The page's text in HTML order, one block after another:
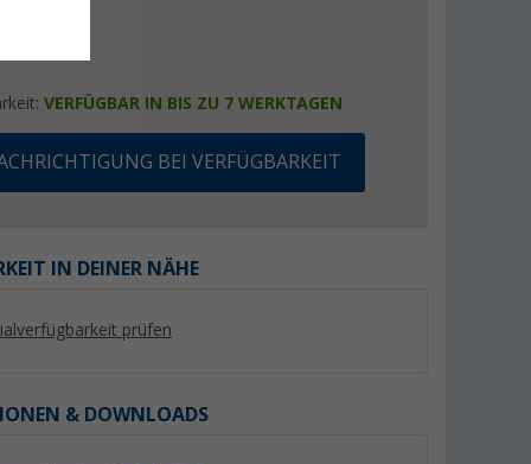
VERFÜGBAR IN BIS ZU 7 WERKTAGEN
BEI VERFÜGBARKEIT
IN DEINER NÄHE
prüfen
& DOWNLOADS